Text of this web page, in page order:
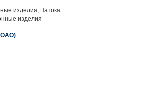
изделия, Патока
изделия